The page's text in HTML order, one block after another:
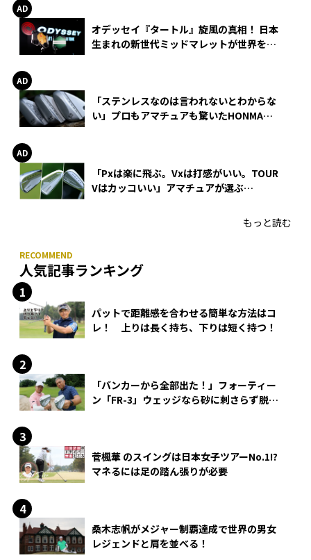
オデッセイ『タートル』旋風の真相！ 日本
生まれの新世代ミッドマレットが世界を席
「ステンレスなのは言われないとわからな
い」プロもアマチュアも驚いたHONMA
「Pxは楽に飛ぶ。Vxは打感がいい。TOUR
Vはカッコいい」アマチュアが選ぶ
もっと読む
人気記事ランキング
パットで距離感を合わせる簡単な方法はコ
レ！ 上りは長く持ち、下りは短く持つ！
「バンカーから全部出た！」フォーティー
ン「FR-3」ウェッジなら砂に刺さらず脱出
菅楓華 のスイングは日本女子ツアーNo.1!?
マネるには足の踏ん張りが必要
桑木志帆がメジャー制覇達成で世界の男女
レジェンドと肩を並べる！